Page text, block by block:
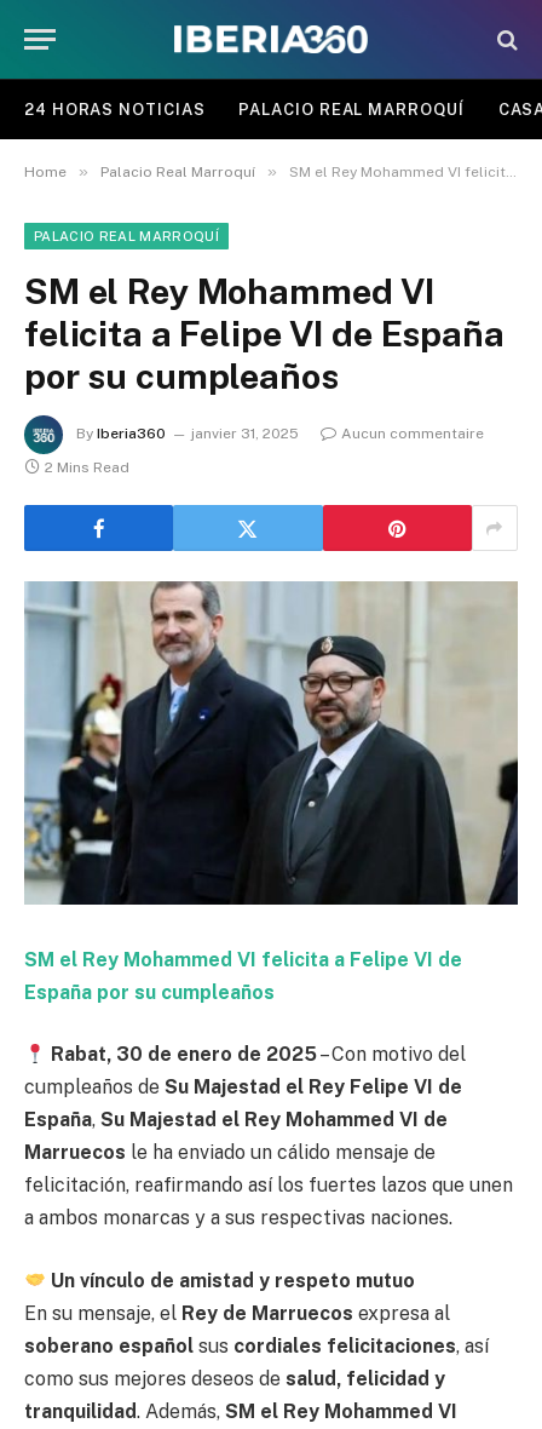
24 HORAS NOTICIAS PALACIO REAL MARROQUÍ
Home » Palacio Real Marroquí » SM el Rey Mohammed VI felicita a Felipe VI de España por su cumpleaños
PALACIO REAL MARROQUÍ
SM el Rey Mohammed VI
felicita a Felipe VI de España
por su cumpleaños
By Iberia360 janvier 31, 2025
Aucun commentaire
2 Mins Read
SM el Rey Mohammed VI felicita a Felipe VI de
España por su cumpleaños
Rabat, 30 de enero de 2025– Con motivo del
cumpleaños de Su Majestad el Rey Felipe VI de
España, Su Majestad el Rey Mohammed VI de
Marruecos le ha enviado un cálido mensaje de
felicitación, reafirmando así los fuertes lazos que unen
a ambos monarcas y a sus respectivas naciones.
Un vínculo de amistad y respeto mutuo
En su mensaje, el Rey de Marruecos expresa al
soberano español sus cordiales felicitaciones, así
como sus mejores deseos de salud, felicidad y
tranquilidad. Además, SM el Rey Mohammed VI